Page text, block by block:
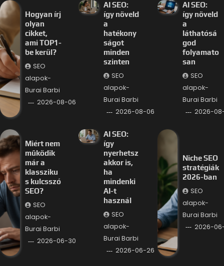
Hogyan írj
olyan
cikket,
ami TOP1-
be kerül?
SEO
alapok-
Burai Barbi
2026-08-06
AI SEO:
így növeld
a
hatékony
ságot
minden
szinten
SEO
alapok-
Burai Barbi
2026-08-06
AI SEO:
így növeld
a
láthatósá
god
folyamato
san
SEO
alapok-
Burai Barbi
2026-
Miért nem
működik
már a
klassziku
s kulcsszó
SEO?
SEO
alapok-
Burai Barbi
2026-06-30
AI SEO:
így
nyerhetsz
akkor is,
ha
mindenki
AI-t
használ
SEO
alapok-
Burai Barbi
2026-06-26
Niche SEO
stratégiák
2026-ban
SEO
alapok-
Burai Barbi
2026-